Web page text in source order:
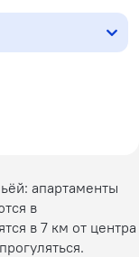
апартаменты
в
в 7 км от центра